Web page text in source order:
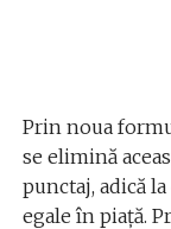
Prin noua
se elimină
punctaj, adică
egale în piață.